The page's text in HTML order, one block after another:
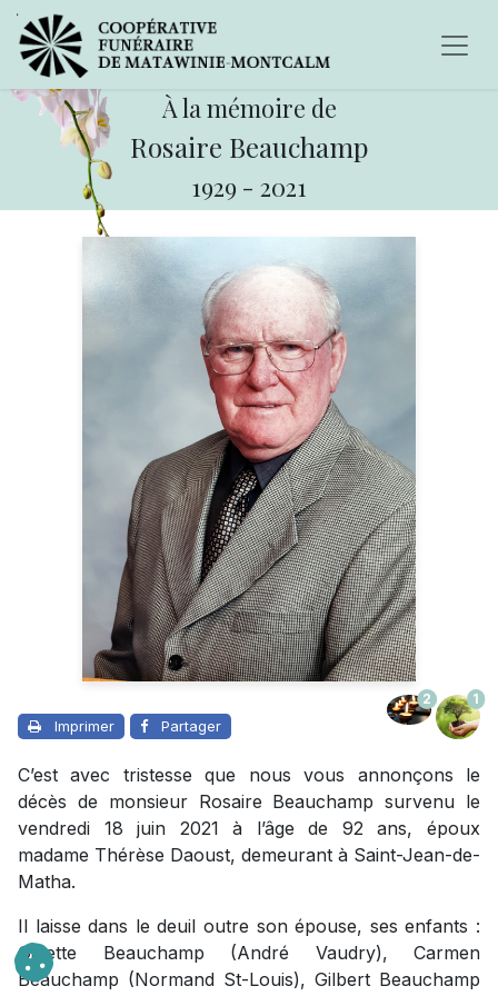
À la mémoire de
Rosaire Beauchamp
1929 - 2021
Imprimer Partager
2 1
C’est avec tristesse que nous vous annonçons le
décès de monsieur Rosaire Beauchamp survenu le
vendredi 18 juin 2021 à l’âge de 92 ans, époux
madame Thérèse Daoust, demeurant à Saint-Jean-de-
Matha.
Il laisse dans le deuil outre son épouse, ses enfants :
Ginette Beauchamp (André Vaudry), Carmen
Beauchamp (Normand St-Louis), Gilbert Beauchamp